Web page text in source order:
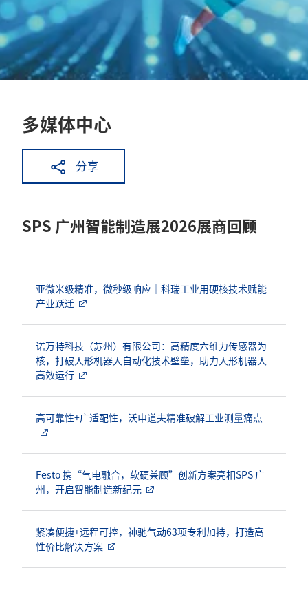
多媒体中心
分享
SPS 广州智能制造展2026展商回顾
亚微米级精准，微秒级响应｜科瑞工业用硬核技术赋能
产业跃迁
诺万特科技（苏州）有限公司：高精度六维力传感器为
核，打破人形机器人自动化技术壁垒，助力人形机器人
高效运行
高可靠性+广适配性，沃申道夫精准破解工业测量痛点
Festo 携“气电融合，软硬兼顾”创新方案亮相SPS 广
州，开启智能制造新纪元
紧凑便捷+远程可控，神驰气动63项专利加持，打造高
性价比解决方案